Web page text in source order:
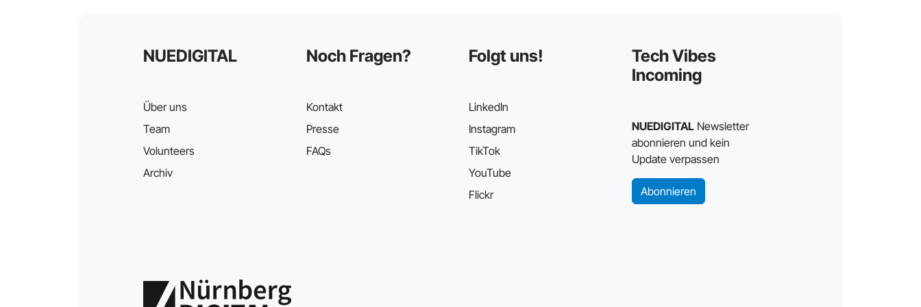
NUEDIGITAL
Über uns
Team
Volunteers
Archiv
Noch Fragen?
Kontakt
Presse
FAQs
Folgt uns!
LinkedIn
Instagram
TikTok
YouTube
Flickr
Tech Vibes
Incoming
NUEDIGITALNewsletter
abonnieren und kein
Update verpassen
Abonnieren